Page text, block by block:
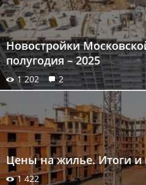
Новостройки
полугодия – 2025
1 202 2
Цены на жилье. Итоги и
1 422